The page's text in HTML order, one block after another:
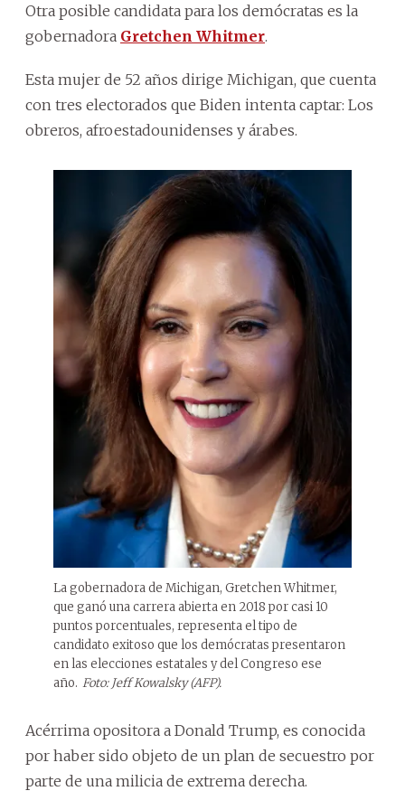
Otra posible candidata para los demócratas es la
gobernadora Gretchen Whitmer.
Esta mujer de 52 años dirige Michigan, que cuenta
con tres electorados que Biden intenta captar: Los
obreros, afroestadounidenses y árabes.
La gobernadora de Michigan, Gretchen Whitmer,
que ganó una carrera abierta en 2018 por casi 10
puntos porcentuales, representa el tipo de
candidato exitoso que los demócratas presentaron
en las elecciones estatales y del Congreso ese
año. Foto: Jeff Kowalsky (AFP).
Acérrima opositora a Donald Trump, es conocida
por haber sido objeto de un plan de secuestro por
parte de una milicia de extrema derecha.